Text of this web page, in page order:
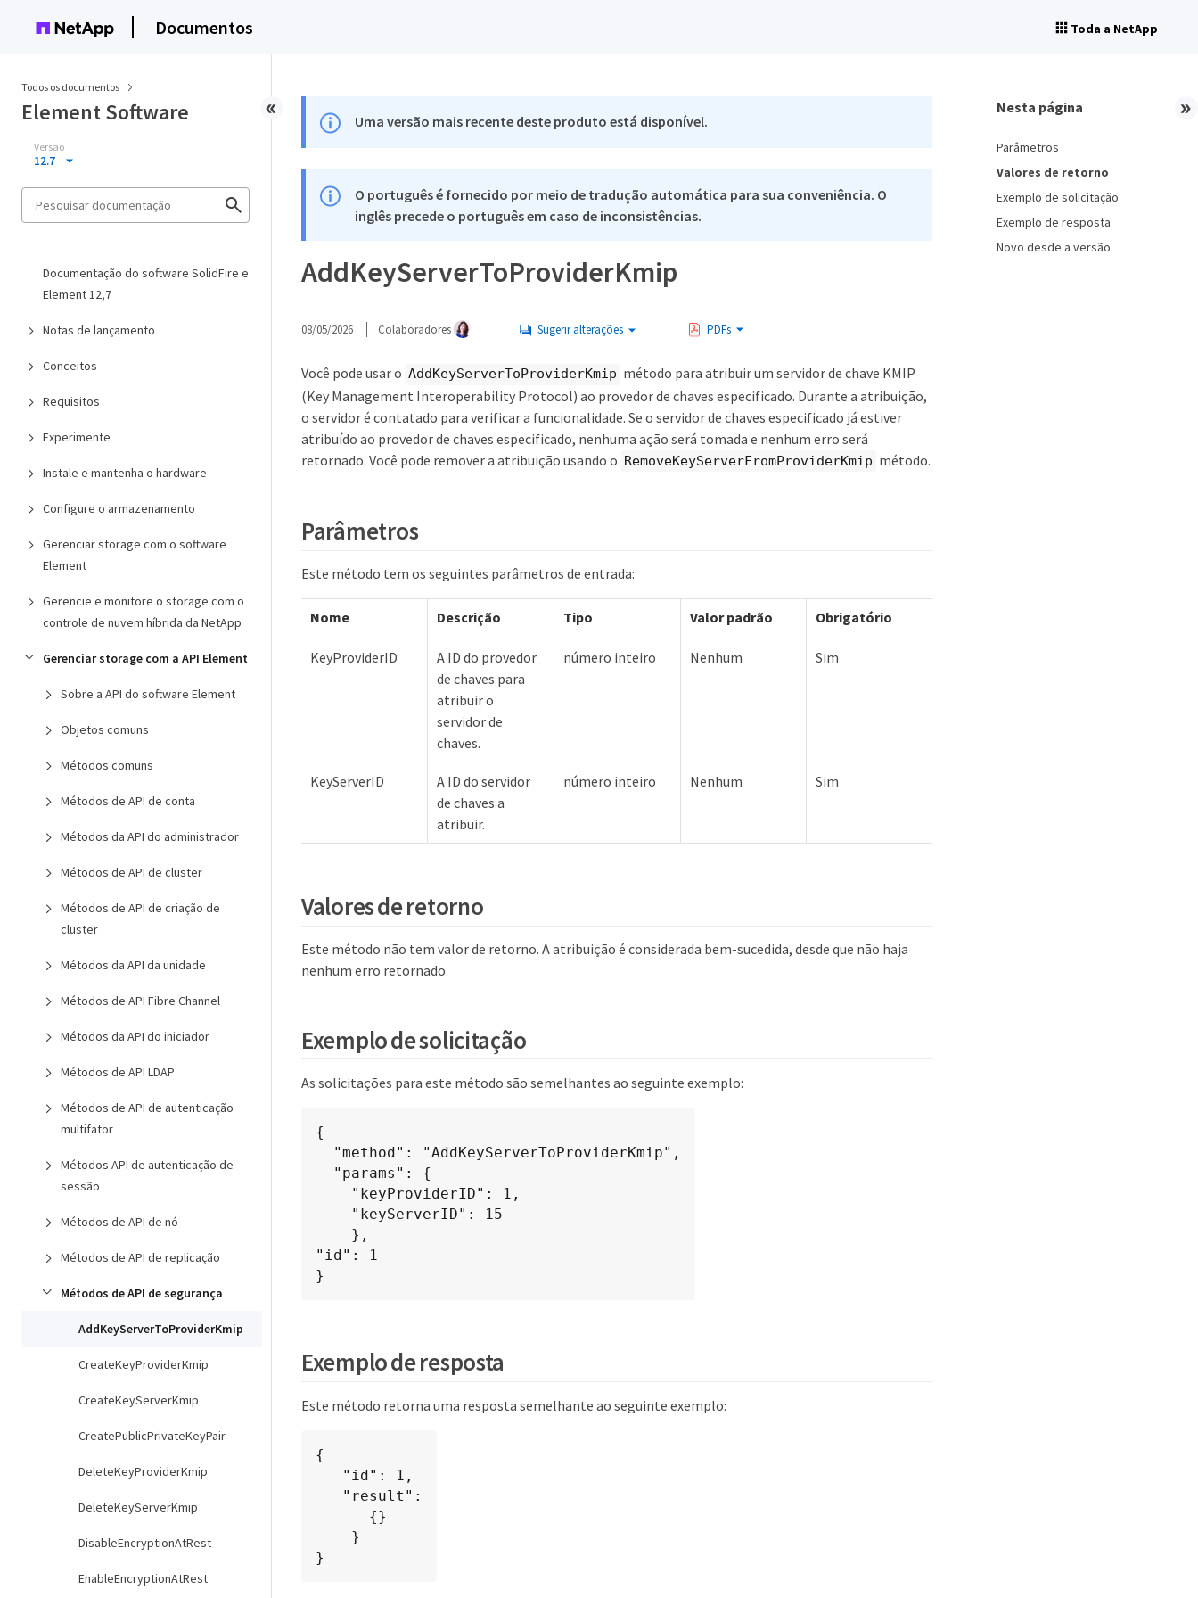
Documentos Toda a NetApp
Todos os documentos
Element Software
Versão
12.7
Documentação do software SolidFire e
Element 12,7
Notas de lançamento
Conceitos
Requisitos
Experimente
Instale e mantenha o hardware
Configure o armazenamento
Gerenciar storage com o software
Element
Gerencie e monitore o storage com o
controle de nuvem híbrida da NetApp
Gerenciar storage com a API Element
Sobre a API do software Element
Objetos comuns
Métodos comuns
Métodos de API de conta
Métodos da API do administrador
Métodos de API de cluster
Métodos de API de criação de
cluster
Métodos da API da unidade
Métodos de API Fibre Channel
Métodos da API do iniciador
Métodos de API LDAP
Métodos de API de autenticação
multifator
Métodos API de autenticação de
sessão
Métodos de API de nó
Métodos de API de replicação
Métodos de API de segurança
AddKeyServerToProviderKmip
CreateKeyProviderKmip
CreateKeyServerKmip
CreatePublicPrivateKeyPair
DeleteKeyProviderKmip
DeleteKeyServerKmip
DisableEncryptionAtRest
EnableEncryptionAtRest
Uma versão mais recente deste produto está disponível.
O português é fornecido por meio de tradução automática para sua conveniência. O
inglês precede o português em caso de inconsistências.
AddKeyServerToProviderKmip
08/05/2026 Colaboradores Sugerir alterações PDFs
Você pode usar o AddKeyServerToProviderKmip método para atribuir um servidor de chave KMIP
(Key Management Interoperability Protocol) ao provedor de chaves especificado. Durante a atribuição,
o servidor é contatado para verificar a funcionalidade. Se o servidor de chaves especificado já estiver
atribuído ao provedor de chaves especificado, nenhuma ação será tomada e nenhum erro será
retornado. Você pode remover a atribuição usando o RemoveKeyServerFromProviderKmip método.
Parâmetros
Este método tem os seguintes parâmetros de entrada:
Nome Descrição Tipo Valor padrão Obrigatório
KeyProviderID
A ID do provedor
de chaves para
atribuir o
servidor de
chaves.
número inteiro Nenhum Sim
KeyServerID
A ID do servidor
de chaves a
atribuir.
número inteiro Nenhum Sim
Valores de retorno
Este método não tem valor de retorno. A atribuição é considerada bem-sucedida, desde que não haja
nenhum erro retornado.
Exemplo de solicitação
As solicitações para este método são semelhantes ao seguinte exemplo:
{
"id": 1
}
Exemplo de resposta
Este método retorna uma resposta semelhante ao seguinte exemplo:
{
}
Nesta página
Parâmetros
Valores de retorno
Exemplo de solicitação
Exemplo de resposta
Novo desde a versão